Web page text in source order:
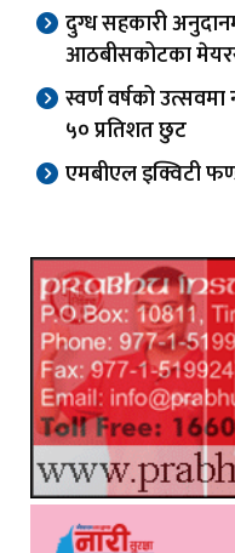
दुग्ध सहकारी
आठबीसकोटका
स्वर्ण वर्षको
५० प्रतिशत छुट
एमबीएल इक्विटी